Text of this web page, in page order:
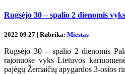
Rugsėjo 30 – spalio 2 dienomis
2022 09 27 | Rubrika: Miestas
Rugsėjo 30 – spalio 2 dienomis
rajonuose vyks Lietuvos
pajėgų Žemaičių apygardos 3-osios